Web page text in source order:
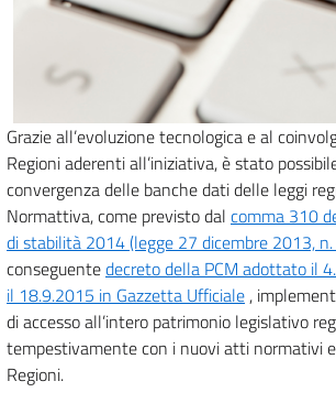
Grazie all’evoluzione tecnologica e al
Regioni aderenti all’iniziativa, è stato
convergenza delle banche dati delle leggi
Normattiva, come previsto dal comma 310
di stabilità 2014 (legge 27 dicembre 2013,
conseguentedecreto della PCM adottato il
il 18.9.2015 in Gazzetta Ufficiale ,
di accesso all’intero patrimonio legislativo
tempestivamente con i nuovi atti normativi
Regioni.